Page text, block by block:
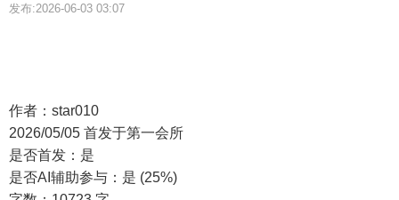
发布:2026-06-03 03:07
作者：star010
2026/05/05 首发于第一会所
是否首发：是
是否AI辅助参与：是 (25%)